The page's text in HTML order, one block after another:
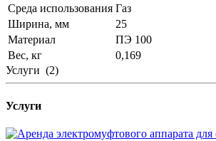
Среда использования Газ
Ширина, мм
25
Материал
ПЭ 100
Вес, кг
0,169
Услуги (2)
Услуги